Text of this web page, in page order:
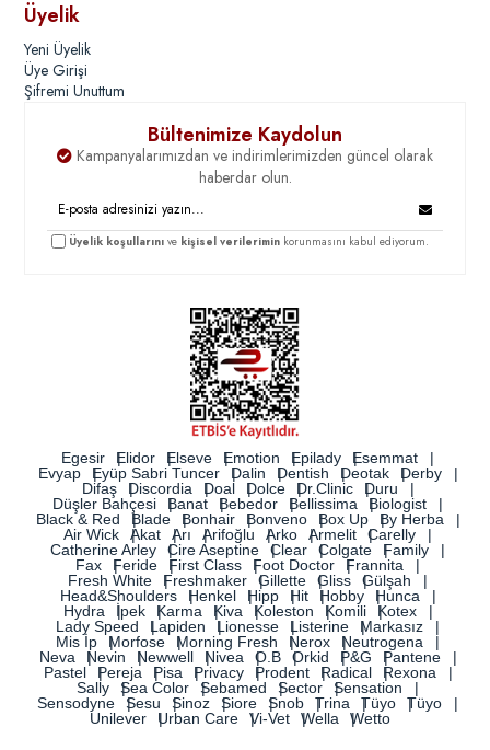
Üyelik
Yeni Üyelik
Üye Girişi
Şifremi Unuttum
Bültenimize Kaydolun
Kampanyalarımızdan ve indirimlerimizden güncel olarak
haberdar olun.
Üyelik koşullarını ve kişisel verilerimin korunmasını kabul ediyorum.
Egesir Elidor Elseve Emotion Epilady
Esemmat
Evyap
Eyüp Sabri Tuncer Dalin Dentish Deotak
Derby
Difaş
Discordia Doal Dolce Dr.Clinic
Duru
Düşler Bahçesi
Banat Bebedor Bellissima
Biologist
Black & Red
Blade Bonhair Bonveno Box Up
By Herba
Air Wick
Akat Arı Arifoğlu Arko Armelit
Carelly
Catherine Arley
Cire Aseptine Clear Colgate
Family
Fax
Feride First Class Foot Doctor
Frannita
Fresh White
Freshmaker Gillette Gliss
Gülşah
Head&Shoulders
Henkel Hipp Hit Hobby
Hunca
Hydra
İpek Karma Kiva Koleston Komili
Kotex
Lady Speed
Lapiden Lionesse Listerine
Markasız
Mis İp
Morfose Morning Fresh Nerox
Neutrogena
Neva
Nevin Newwell Nivea O.B Orkid P&G
Pantene
Pastel
Pereja Pisa Privacy Prodent Radical
Rexona
Sally
Sea Color Sebamed Sector
Sensation
Sensodyne
Sesu Sinoz Siore Snob Trina Tüyo
Tüyo
Unilever
Urban Care Vi-Vet Wella Wetto